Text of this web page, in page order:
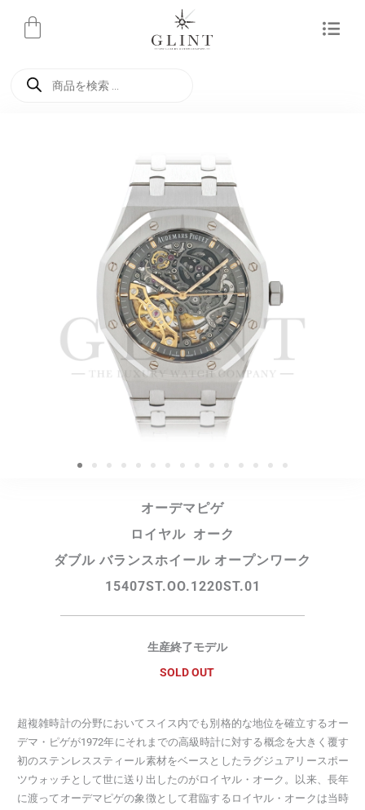
オーデマピゲ
ロイヤル オーク
ダブル バランスホイール オープンワーク
15407ST.OO.1220ST.01
生産終了モデル
SOLD OUT
超複雑時計の分野においてスイス内でも別格的な地位を確立するオー
デマ・ピゲが1972年にそれまでの高級時計に対する概念を大きく覆す
初のステンレススティール素材をベースとしたラグジュアリースポー
ツウォッチとして世に送り出したのがロイヤル・オーク。以来、長年
に渡ってオーデマピゲの象徴として君臨するロイヤル・オークは当時